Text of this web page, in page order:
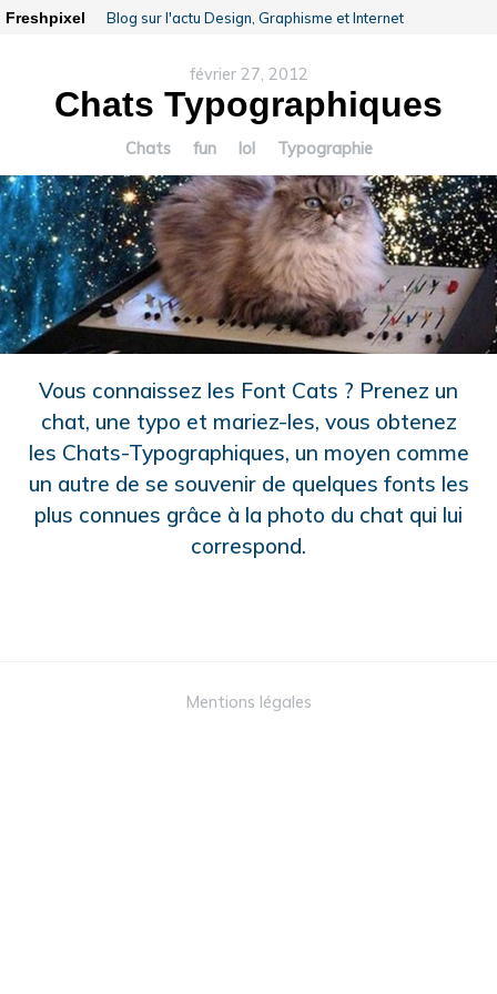
Freshpixel Blog sur l'actu Design, Graphisme et Internet
février 27, 2012
Chats Typographiques
Chats fun lol Typographie
Vous connaissez les Font Cats ? Prenez un
chat, une typo et mariez-les, vous obtenez
les Chats-Typographiques, un moyen comme
un autre de se souvenir de quelques fonts les
plus connues grâce à la photo du chat qui lui
correspond.
Mentions légales